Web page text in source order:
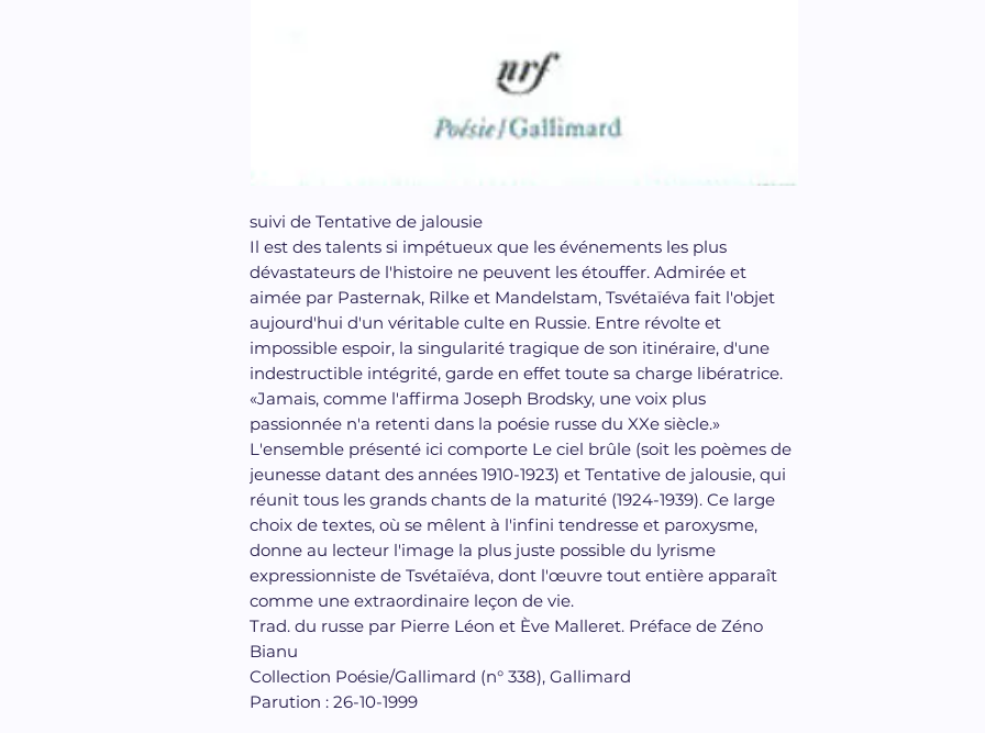
suivi de Tentative de jalousie
Il est des talents si impétueux que les événements les plus
dévastateurs de l'histoire ne peuvent les étouffer. Admirée et
aimée par Pasternak, Rilke et Mandelstam, Tsvétaïéva fait l'objet
aujourd'hui d'un véritable culte en Russie. Entre révolte et
impossible espoir, la singularité tragique de son itinéraire, d'une
indestructible intégrité, garde en effet toute sa charge libératrice.
«Jamais, comme l'affirma Joseph Brodsky, une voix plus
passionnée n'a retenti dans la poésie russe du XXe siècle.»
L'ensemble présenté ici comporte Le ciel brûle (soit les poèmes de
jeunesse datant des années 1910-1923) et Tentative de jalousie, qui
réunit tous les grands chants de la maturité (1924-1939). Ce large
choix de textes, où se mêlent à l'infini tendresse et paroxysme,
donne au lecteur l'image la plus juste possible du lyrisme
expressionniste de Tsvétaïéva, dont l'œuvre tout entière apparaît
comme une extraordinaire leçon de vie.
Trad. du russe par Pierre Léon et Ève Malleret. Préface de Zéno
Bianu
Collection Poésie/Gallimard (n° 338), Gallimard
Parution : 26-10-1999